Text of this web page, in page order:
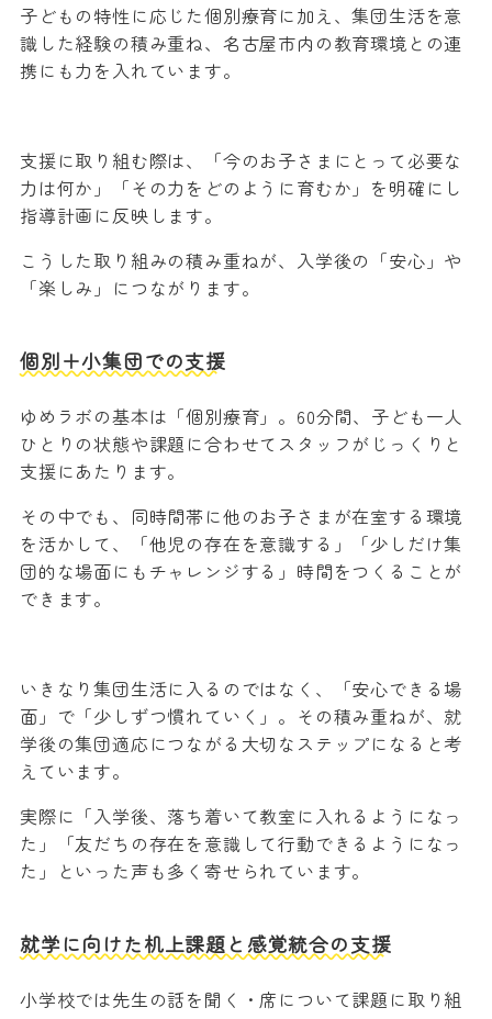
子どもの特性に応じた個別療育に加え、集団生活を意
識した経験の積み重ね、名古屋市内の教育環境との連
携にも力を入れています。
支援に取り組む際は、「今のお子さまにとって必要な
力は何か」「その力をどのように育むか」を明確にし
指導計画に反映します。
こうした取り組みの積み重ねが、入学後の「安心」や
「楽しみ」につながります。
個別＋小集団での支援
ゆめラボの基本は「個別療育」。60分間、子ども一人
ひとりの状態や課題に合わせてスタッフがじっくりと
支援にあたります。
その中でも、同時間帯に他のお子さまが在室する環境
を活かして、「他児の存在を意識する」「少しだけ集
団的な場面にもチャレンジする」時間をつくることが
できます。
いきなり集団生活に入るのではなく、「安心できる場
面」で「少しずつ慣れていく」。その積み重ねが、就
学後の集団適応につながる大切なステップになると考
えています。
実際に「入学後、落ち着いて教室に入れるようになっ
た」「友だちの存在を意識して行動できるようになっ
た」といった声も多く寄せられています。
就学に向けた机上課題と感覚統合の支援
小学校では先生の話を聞く・席について課題に取り組